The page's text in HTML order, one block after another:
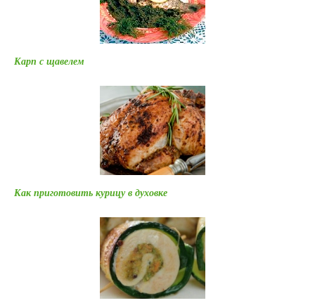
Карп с щавелем
Как приготовить курицу в духовке